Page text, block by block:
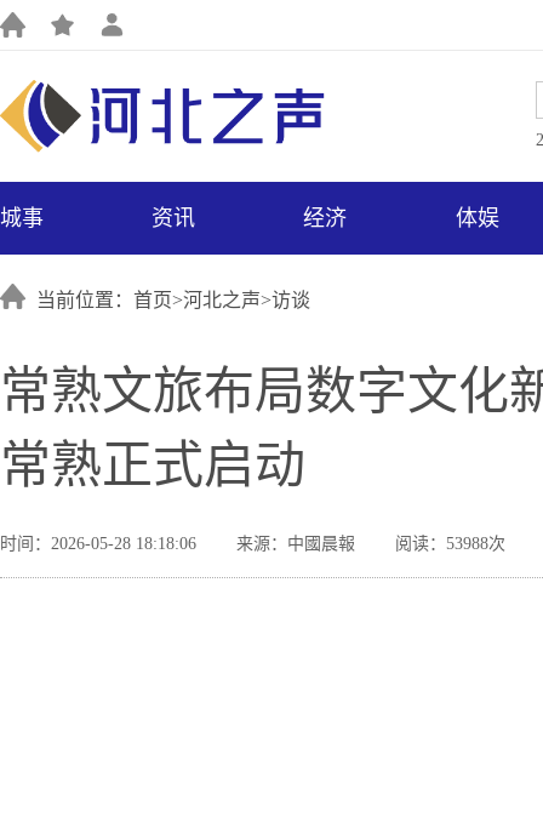
城事 资讯 经济 体娱
当前位置：首页>河北之声>访谈
常熟文旅布局数字文化
常熟正式启动
时间：2026-05-28 18:18:06 来源：中國晨報 阅读：53988次